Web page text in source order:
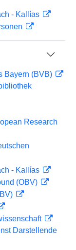
- Kallías
Bayern (BVB)
Research
- Kallías
(OBV)
Darstellende